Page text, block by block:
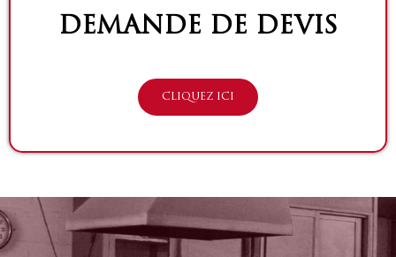
DEMANDE DE DEVIS
CLIQUEZ ICI